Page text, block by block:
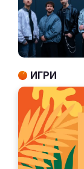
ИГРИ